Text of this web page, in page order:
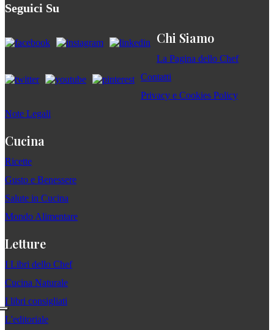
Seguici Su
Chi Siamo
La Pagina dello Chef
Contatti
Privacy e Cookies Policy
Note Legali
Cucina
Ricette
Gusto e Benessere
Salute in Cucina
Mondo Alimentare
Letture
I Libri dello Chef
Cucina Naturale
I libri consigliati
L'editoriale